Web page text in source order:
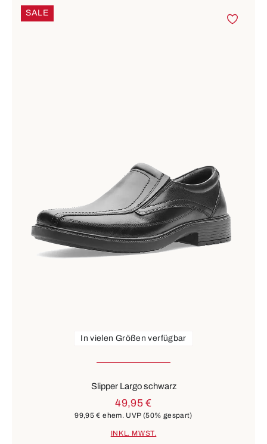
SALE
In vielen Größen verfügbar
Slipper Largo schwarz
49,95 €
99,95 € ehem. UVP (50% gespart)
INKL. MWST.